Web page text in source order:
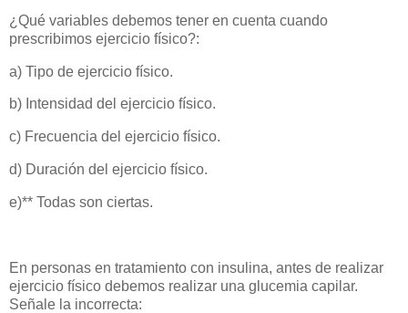
¿Qué variables debemos tener en cuenta cuando
prescribimos ejercicio físico?:
a) Tipo de ejercicio físico.
b) Intensidad del ejercicio físico.
c) Frecuencia del ejercicio físico.
d) Duración del ejercicio físico.
e)** Todas son ciertas.
En personas en tratamiento con insulina, antes de realizar
ejercicio físico debemos realizar una glucemia capilar.
Señale la incorrecta: